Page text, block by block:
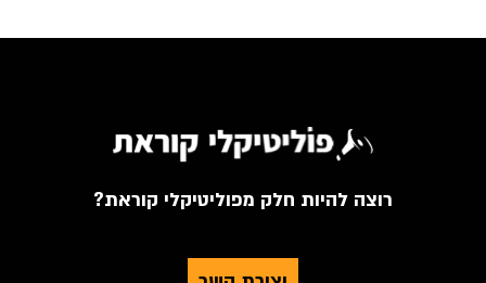
רוצה להיות חלק מפוליטיקלי קוראת?